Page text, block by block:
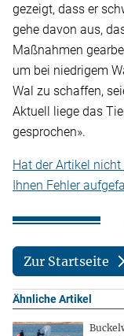
gezeigt, dass er
gehe davon aus,
Maßnahmen
um bei niedrigem
Wal zu schaffen,
Aktuell liege das
gesprochen».
Hat der Artikel
Ihnen Fehler
Zur Startseite
Ähnliche Artikel